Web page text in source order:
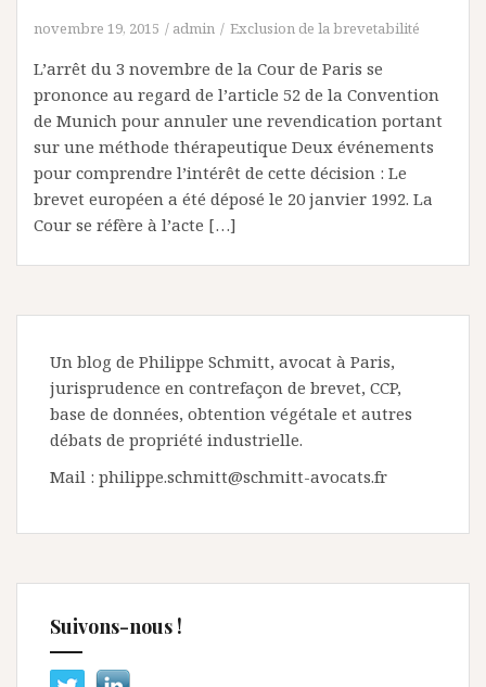
novembre 19, 2015 admin Exclusion de la brevetabilité
L’arrêt du 3 novembre de la Cour de Paris se
prononce au regard de l’article 52 de la Convention
de Munich pour annuler une revendication portant
sur une méthode thérapeutique Deux événements
pour comprendre l’intérêt de cette décision : Le
brevet européen a été déposé le 20 janvier 1992. La
Cour se réfère à l’acte […]
Un blog de Philippe Schmitt, avocat à Paris,
jurisprudence en contrefaçon de brevet, CCP,
base de données, obtention végétale et autres
débats de propriété industrielle.
Mail : philippe.schmitt@schmitt-avocats.fr
Suivons-nous !